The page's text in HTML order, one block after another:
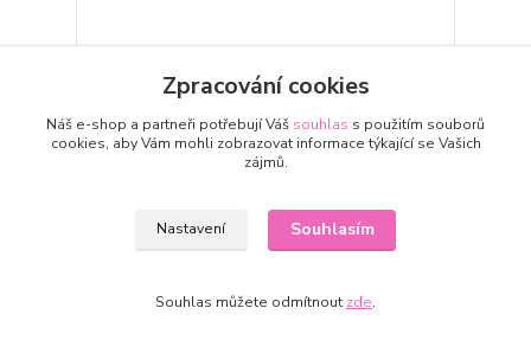
Vzkazy z Hrnečku Pro nejmilejšího dědečka 250ml
Dárkový hrníček v krabičce.Výška hrníčku 9,5 cm.
Vysoká kvalita zpracování. Lze mýt v myčce a
používat v mikrovlnné troubě.
Zpracování cookies
Náš e-shop a partneři potřebují Váš souhlas s použitím souborů
cookies, aby Vám mohli zobrazovat informace týkající se Vašich
zájmů.
Nastavení Souhlasím
Souhlas můžete odmítnout zde.